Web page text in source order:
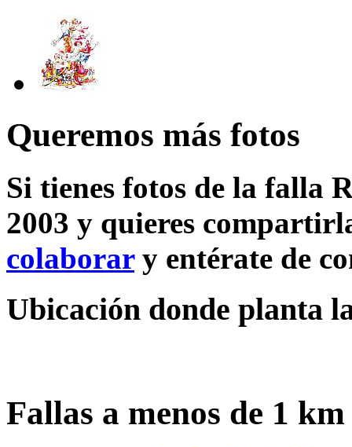
Queremos más fotos
Si tienes fotos de la falla
2003 y quieres
colaborary entérate de
Ubicación donde planta
Fallas a menos de 1